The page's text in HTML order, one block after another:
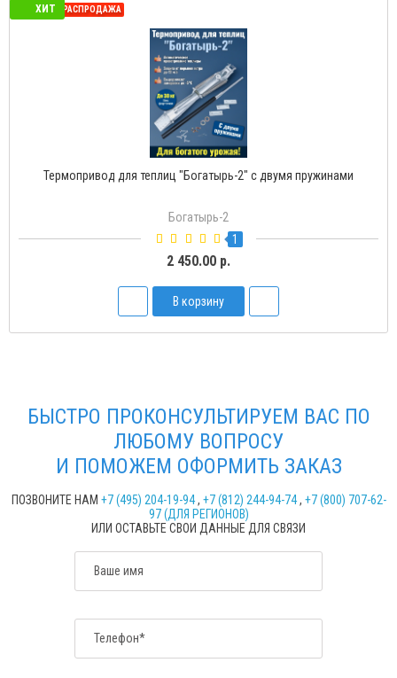
ХИТ
СЕЗОННАЯ РАСПРОДАЖА
Термопривод для теплиц "Богатырь-2" с двумя пружинами
Богатырь-2
1
2 450.00 р.
В корзину
БЫСТРО ПРОКОНСУЛЬТИРУЕМ ВАС ПО
ЛЮБОМУ ВОПРОСУ
И ПОМОЖЕМ ОФОРМИТЬ ЗАКАЗ
ПОЗВОНИТЕ НАМ +7 (495) 204-19-94, +7 (812) 244-94-74, +7 (800) 707-62-
97 (ДЛЯ РЕГИОНОВ)
ИЛИ ОСТАВЬТЕ СВОИ ДАННЫЕ ДЛЯ СВЯЗИ
Ваше имя
Телефон*